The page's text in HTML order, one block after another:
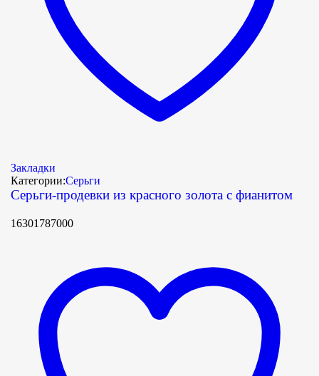
Закладки
Категории:Серьги
Серьги-продевки из красного золота с фианитом
16301787000